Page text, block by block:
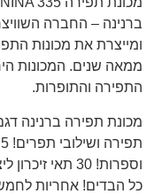
ברנינה – החברה
ומייצרת את מכונות
ממאה שנים. המכונות
התפירה והתופרות.
וספרות! 30
כל הבדים! אחריות